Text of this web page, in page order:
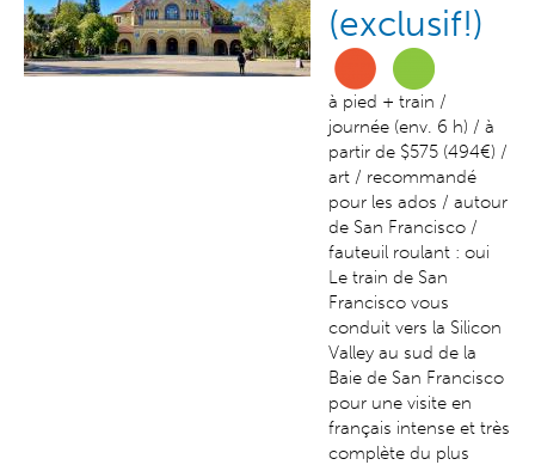
(exclusif!)
à pied + train /
journée (env. 6 h) / à
partir de $575 (494€) /
art / recommandé
pour les ados / autour
de San Francisco /
fauteuil roulant : oui
Le train de San
Francisco vous
conduit vers la Silicon
Valley au sud de la
Baie de San Francisco
pour une visite en
français intense et très
complète du plus